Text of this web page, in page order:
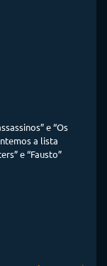
e “Os
a lista
e “Fausto”